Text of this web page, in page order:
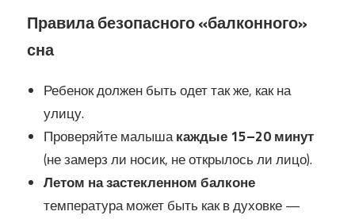
Правила безопасного «балконного»
сна
Ребенок должен быть одет так же, как на
улицу.
Проверяйте малышакаждые 15–20 минут
(не замерз ли носик, не открылось ли лицо).
Летом на застекленном балконе
температура может быть как в духовке —